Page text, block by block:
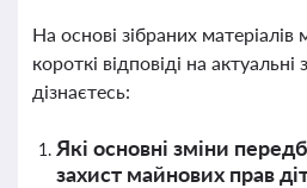
На основі зібраних
короткі відповіді на
дізнаєтесь:
Які основні зміни
захист майнових прав